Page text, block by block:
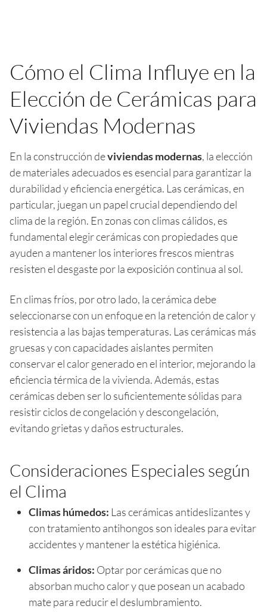
Cómo el Clima Influye en la
Elección de Cerámicas para
Viviendas Modernas
En la construcción deviviendas modernas, la elección
de materiales adecuados es esencial para garantizar la
durabilidad y eficiencia energética. Las cerámicas, en
particular, juegan un papel crucial dependiendo del
clima de la región. En zonas con climas cálidos, es
fundamental elegir cerámicas con propiedades que
ayuden a mantener los interiores frescos mientras
resisten el desgaste por la exposición continua al sol.
En climas fríos, por otro lado, la cerámica debe
seleccionarse con un enfoque en la retención de calor y
resistencia a las bajas temperaturas. Las cerámicas más
gruesas y con capacidades aislantes permiten
conservar el calor generado en el interior, mejorando la
eficiencia térmica de la vivienda. Además, estas
cerámicas deben ser lo suficientemente sólidas para
resistir ciclos de congelación y descongelación,
evitando grietas y daños estructurales.
Consideraciones Especiales según
el Clima
Climas húmedos: Las cerámicas antideslizantes y
con tratamiento antihongos son ideales para evitar
accidentes y mantener la estética higiénica.
Climas áridos: Optar por cerámicas que no
absorban mucho calor y que posean un acabado
mate para reducir el deslumbramiento.